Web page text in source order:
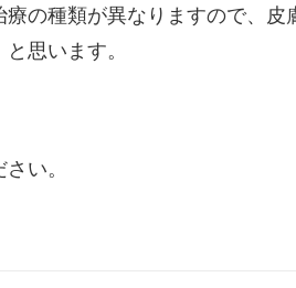
の種類が異なりますので、皮
思います。
い。